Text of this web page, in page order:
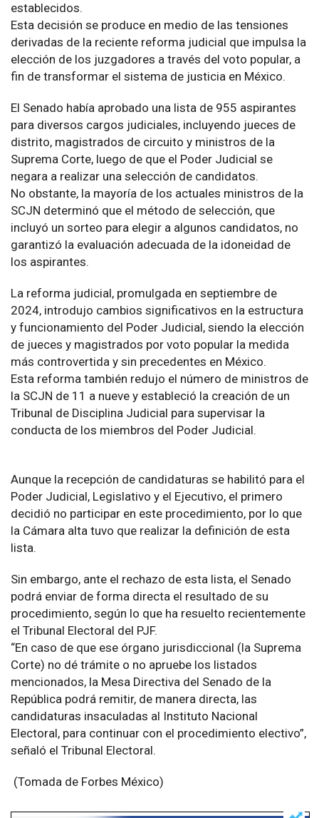
establecidos.
Esta decisión se produce en medio de las tensiones
derivadas de la reciente reforma judicial que impulsa la
elección de los juzgadores a través del voto popular, a
fin de transformar el sistema de justicia en México.
El Senado había aprobado una lista de 955 aspirantes
para diversos cargos judiciales, incluyendo jueces de
distrito, magistrados de circuito y ministros de la
Suprema Corte, luego de que el Poder Judicial se
negara a realizar una selección de candidatos.
No obstante, la mayoría de los actuales ministros de la
SCJN determinó que el método de selección, que
incluyó un sorteo para elegir a algunos candidatos, no
garantizó la evaluación adecuada de la idoneidad de
los aspirantes.
La reforma judicial, promulgada en septiembre de
2024, introdujo cambios significativos en la estructura
y funcionamiento del Poder Judicial, siendo la elección
de jueces y magistrados por voto popular la medida
más controvertida y sin precedentes en México.
Esta reforma también redujo el número de ministros de
la SCJN de 11 a nueve y estableció la creación de un
Tribunal de Disciplina Judicial para supervisar la
conducta de los miembros del Poder Judicial.
Aunque la recepción de candidaturas se habilitó para el
Poder Judicial, Legislativo y el Ejecutivo, el primero
decidió no participar en este procedimiento, por lo que
la Cámara alta tuvo que realizar la definición de esta
lista.
Sin embargo, ante el rechazo de esta lista, el Senado
podrá enviar de forma directa el resultado de su
procedimiento, según lo que ha resuelto recientemente
el Tribunal Electoral del PJF.
“En caso de que ese órgano jurisdiccional (la Suprema
Corte) no dé trámite o no apruebe los listados
mencionados, la Mesa Directiva del Senado de la
República podrá remitir, de manera directa, las
candidaturas insaculadas al Instituto Nacional
Electoral, para continuar con el procedimiento electivo”,
señaló el Tribunal Electoral.
(Tomada de Forbes México)